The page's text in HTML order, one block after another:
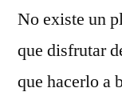
No existe un
que disfrutar
que hacerlo a